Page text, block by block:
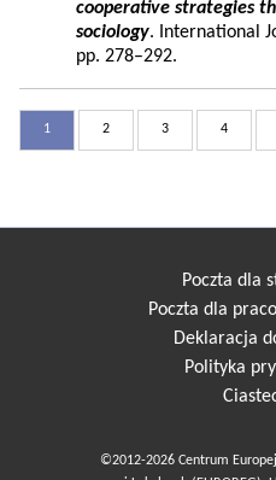
cooperative strategies
sociology. International
pp. 278–292.
1 2 3 4
Poczta dla
Poczta dla
Deklaracja
Polityka
©2012-2026 Centrum